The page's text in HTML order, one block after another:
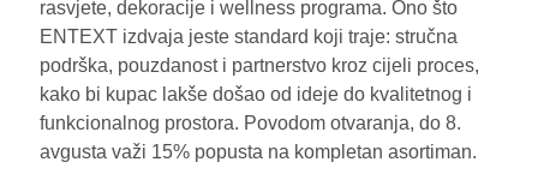
rasvjete, dekoracije i wellness programa. Ono što
ENTEXT izdvaja jeste standard koji traje: stručna
podrška, pouzdanost i partnerstvo kroz cijeli proces,
kako bi kupac lakše došao od ideje do kvalitetnog i
funkcionalnog prostora. Povodom otvaranja, do 8.
avgusta važi 15% popusta na kompletan asortiman.